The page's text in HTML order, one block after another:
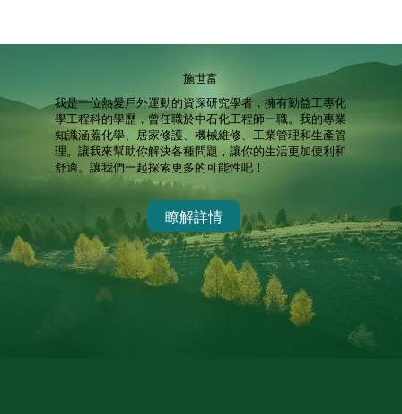
施世富
我是一位熱愛戶外運動的資深研究學者，擁有勤益工專化
學工程科的學歷，曾任職於中石化工程師一職。我的專業
知識涵蓋化學、居家修護、機械維修、工業管理和生產管
理。讓我來幫助你解決各種問題，讓你的生活更加便利和
舒適。讓我們一起探索更多的可能性吧！
瞭解詳情